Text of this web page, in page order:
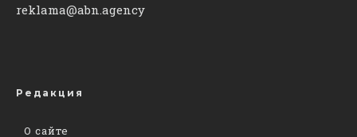
reklama@abn.agency
Редакция
О сайте